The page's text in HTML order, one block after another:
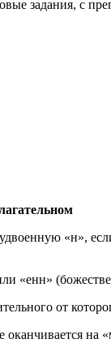
задания, с
«н»,
«енн»
от
на